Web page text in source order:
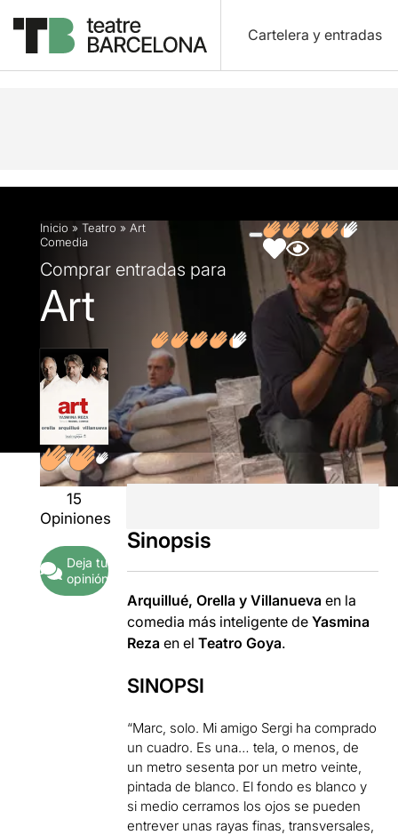
Cartelera y entradas
Descripción Ficha artística Fotos y vídeos
Inicio » Teatro » Art
Comedia
Comprar entradas para
Art
15
Opiniones
Deja tu
opinión
Sinopsis
Arquillué, Orella y Villanueva en la
comedia más inteligente deYasmina
Reza en el Teatro Goya.
SINOPSI
“Marc, solo. Mi amigo Sergi ha comprado
un cuadro. Es una… tela, o menos, de
un metro sesenta por un metro veinte,
pintada de blanco. El fondo es blanco y
si medio cerramos los ojos se pueden
entrever unas rayas finas, transversales,